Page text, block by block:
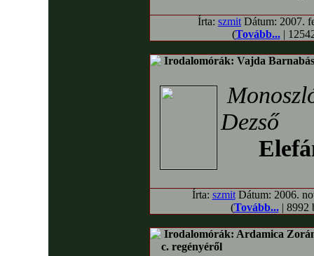
Írta: szmit Dátum: 2007.
(Tovább...|
Irodalomórák: Vajda
Dezső
Írta: szmitDátum: 2006.
(Tovább...| 8992
Irodalomórák: Ardamica
c. regényéről